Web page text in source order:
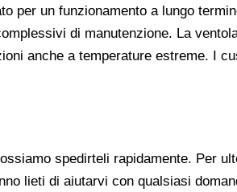
per un funzionamento a lungo
di manutenzione. La
anche a temperature estreme. I
spedirteli rapidamente. Per
lieti di aiutarvi con qualsiasi